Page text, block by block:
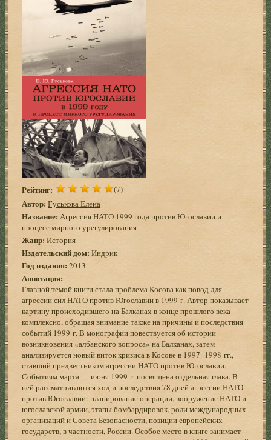
Рейтинг: (7)
Автор: Гуськова Елена
Название: Агрессия НАТО 1999 года против Югославии и
процесс мирного урегулирования
Жанр: История
Издательский дом: Индрик
Год издания: 2013
Аннотация:
Главной темой книги стала проблема Косова как повод для
агрессии сил НАТО против Югославии в 1999 г. Автор показывает
картину происходившего на Балканах в конце прошлого века
комплексно, обращая внимание также на причины и последствия
событий 1999 г. В монографии повествуется об истории
возникновения «албанского вопроса» на Балканах, затем
анализируется новый виток кризиса в Косове в 1997–1998 гг.,
ставший предвестником агрессии НАТО против Югославии.
Событиям марта — июня 1999 г. посвящена отдельная глава. В
ней рассматриваются ход и последствия 78 дней агрессии НАТО
против Югославии: планирование операции, вооружение НАТО и
югославской армии, этапы бомбардировок, роли международных
организаций и Совета Безопасности, позиции европейских
государств, в частности, России. Особое место в книге занимает